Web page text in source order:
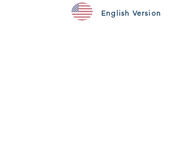
English Version